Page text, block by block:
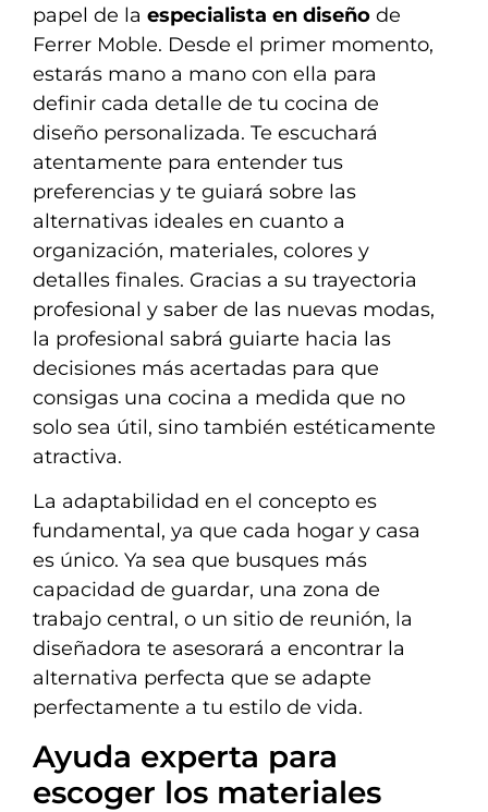
papel de la especialista en diseño de
Ferrer Moble. Desde el primer momento,
estarás mano a mano con ella para
definir cada detalle de tu cocina de
diseño personalizada. Te escuchará
atentamente para entender tus
preferencias y te guiará sobre las
alternativas ideales en cuanto a
organización, materiales, colores y
detalles finales. Gracias a su trayectoria
profesional y saber de las nuevas modas,
la profesional sabrá guiarte hacia las
decisiones más acertadas para que
consigas una cocina a medida que no
solo sea útil, sino también estéticamente
atractiva.
La adaptabilidad en el concepto es
fundamental, ya que cada hogar y casa
es único. Ya sea que busques más
capacidad de guardar, una zona de
trabajo central, o un sitio de reunión, la
diseñadora te asesorará a encontrar la
alternativa perfecta que se adapte
perfectamente a tu estilo de vida.
Ayuda experta para
escoger los materiales